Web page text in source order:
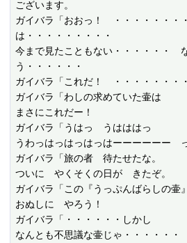
ございます。
ガイバラ「おおっ！　・・・・・・・
は・・・・・・・・・
今まで見たこともない・・・・・・　
う・・・・・・
ガイバラ「これだ！　・・・・・・・
ガイバラ「わしの求めていた壷は
まさにこれだー！
ガイバラ「うはっ　うはははっ
うわっはっはっはっはーーーーーー　
ガイバラ「旅の者　待たせたな。
ついに　やくそくの日が　きたぞ。
ガイバラ「この『うっぷんばらしの壷
おぬしに　やろう！
ガイバラ「・・・・・・しかし
なんとも不思議な壷じゃ・・・・・・